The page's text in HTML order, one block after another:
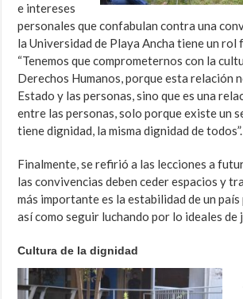
e intereses
personales que confabulan contra una
la Universidad de Playa Ancha tiene un rol
“Tenemos que comprometernos con la
Derechos Humanos, porque esta relación
Estado y las personas, sino que es una
entre las personas, solo porque existe un
tiene dignidad, la misma dignidad de todos”.
Finalmente, se refirió a las lecciones a
las convivencias deben ceder espacios y
más importante es la estabilidad de un
así como seguir luchando por lo ideales de
Cultura de la dignidad